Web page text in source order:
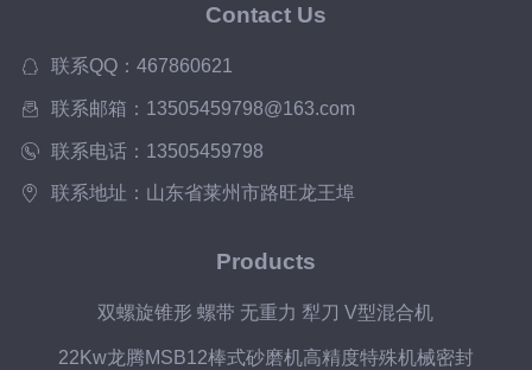
Contact Us
联系QQ：467860621
联系邮箱：13505459798@163.com
联系电话：13505459798
联系地址：山东省莱州市路旺龙王埠
Products
双螺旋锥形 螺带 无重力 犁刀 V型混合机
22Kw龙腾MSB12棒式砂磨机高精度特殊机械密封